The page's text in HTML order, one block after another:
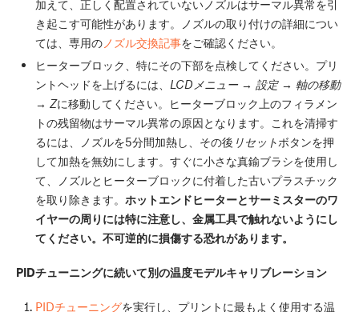
加えて、正しく配置されていないノズルはサーマル異常を引
き起こす可能性があります。ノズルの取り付けの詳細につい
ては、専用のノズル交換記事をご確認ください。
ヒーターブロック、特にその下部を点検してください。プリ
ントヘッドを上げるには、 LCDメニュー → 設定 → 軸の移動
→ Zに移動してください。ヒーターブロック上のフィラメン
トの残留物はサーマル異常の原因となります。これを清掃す
るには、ノズルを5分間加熱し、その後 リセットボタンを押
して加熱を無効にします。すぐに小さな真鍮ブラシを使用し
て、ノズルとヒーターブロックに付着した古いプラスチック
を取り除きます。 ホットエンドヒーターとサーミスターのワ
イヤーの周りには特に注意し、金属工具で触れないようにし
てください。不可逆的に損傷する恐れがあります。
PIDチューニングに続いて別の温度モデルキャリブレーション
PIDチューニングを実行し、プリントに最もよく使用する温